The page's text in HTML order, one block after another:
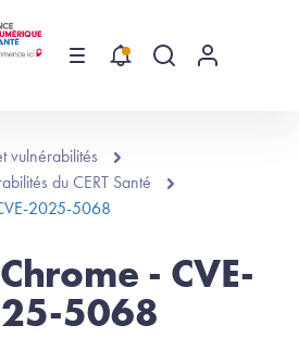
Menu Recherche
Menu
vulnérabilités
du CERT Santé
2025-5068
- CVE-
5068